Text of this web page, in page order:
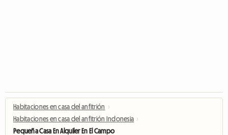
Habitaciones en casa del anfitrión ›
Habitaciones en casa del anfitrión Indonesia ›
Pequeña Casa En Alquiler En El Campo